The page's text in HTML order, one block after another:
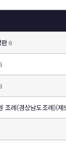
📎
조례(경상남도조례)(